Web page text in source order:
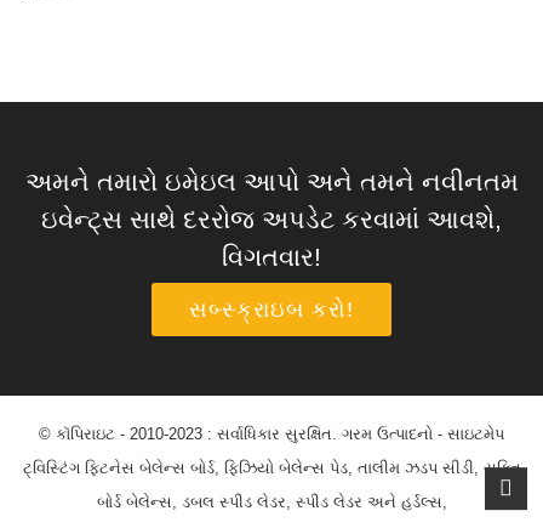
અમને તમારો ઇમેઇલ આપો અને તમને નવીનતમ
ઇવેન્ટ્સ સાથે દરરોજ અપડેટ કરવામાં આવશે,
વિગતવાર!
સબ્સ્ક્રાઇબ કરો!
© કૉપિરાઇટ - 2010-2023 : સર્વાધિકાર સુરક્ષિત. ગરમ ઉત્પાદનો - સાઇટમેપ
ટ્વિસ્ટિંગ ફિટનેસ બેલેન્સ બોર્ડ, ફિઝિયો બેલેન્સ પેડ, તાલીમ ઝડપ સીડી યુક્તિ
બોર્ડ બેલેન્સ
ડબલ સ્પીડ લેડર સ્પીડ લેડર અને હર્ડલ્સ